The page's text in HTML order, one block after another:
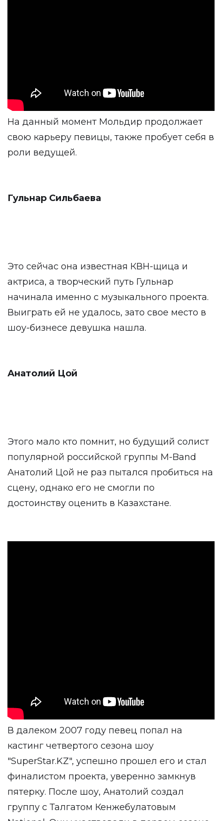
На данный момент Мольдир продолжает
свою карьеру певицы, также пробует себя в
роли ведущей.
Гульнар Сильбаева
Это сейчас она известная КВН-щица и
актриса, а творческий путь Гульнар
начинала именно с музыкального проекта.
Выиграть ей не удалось, зато свое место в
шоу-бизнесе девушка нашла.
Анатолий Цой
Этого мало кто помнит, но будущий солист
популярной российской группы M-Band
Анатолий Цой не раз пытался пробиться на
сцену, однако его не смогли по
достоинству оценить в Казахстане.
В далеком 2007 году певец попал на
кастинг четвертого сезона шоу
"SuperStar.KZ", успешно прошел его и стал
финалистом проекта, уверенно замкнув
пятерку. После шоу, Анатолий создал
группу с Талгатом Кенжебулатовым